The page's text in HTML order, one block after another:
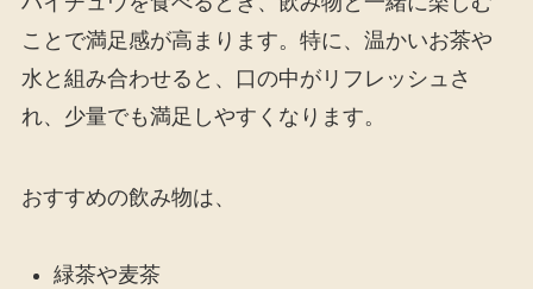
ことで満足感が高まります。特に、温かいお茶や
水と組み合わせると、口の中がリフレッシュさ
れ、少量でも満足しやすくなります。
おすすめの飲み物は、
緑茶や麦茶